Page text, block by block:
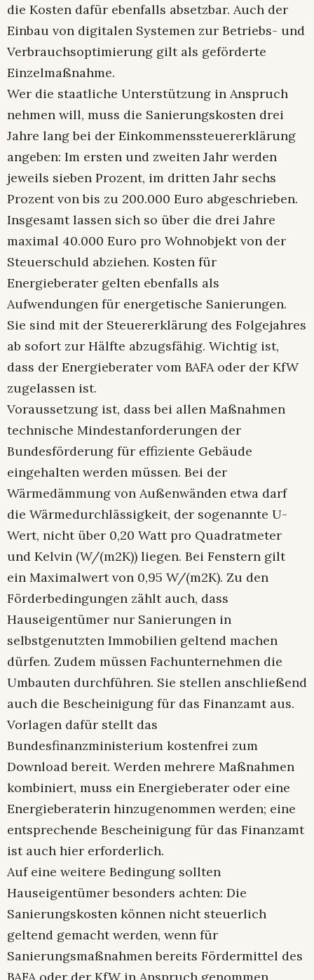
die Kosten dafür ebenfalls absetzbar. Auch der
Einbau von digitalen Systemen zur Betriebs- und
Verbrauchsoptimierung gilt als geförderte
Einzelmaßnahme.
Wer die staatliche Unterstützung in Anspruch
nehmen will, muss die Sanierungskosten drei
Jahre lang bei der Einkommenssteuererklärung
angeben: Im ersten und zweiten Jahr werden
jeweils sieben Prozent, im dritten Jahr sechs
Prozent von bis zu 200.000 Euro abgeschrieben.
Insgesamt lassen sich so über die drei Jahre
maximal 40.000 Euro pro Wohnobjekt von der
Steuerschuld abziehen. Kosten für
Energieberater gelten ebenfalls als
Aufwendungen für energetische Sanierungen.
Sie sind mit der Steuererklärung des Folgejahres
ab sofort zur Hälfte abzugsfähig. Wichtig ist,
dass der Energieberater vom BAFA oder der KfW
zugelassen ist.
Voraussetzung ist, dass bei allen Maßnahmen
technische Mindestanforderungen der
Bundesförderung für effiziente Gebäude
eingehalten werden müssen. Bei der
Wärmedämmung von Außenwänden etwa darf
die Wärmedurchlässigkeit, der sogenannte U-
Wert, nicht über 0,20 Watt pro Quadratmeter
und Kelvin (W/(m2K)) liegen. Bei Fenstern gilt
ein Maximalwert von 0,95 W/(m2K). Zu den
Förderbedingungen zählt auch, dass
Hauseigentümer nur Sanierungen in
selbstgenutzten Immobilien geltend machen
dürfen. Zudem müssen Fachunternehmen die
Umbauten durchführen. Sie stellen anschließend
auch die Bescheinigung für das Finanzamt aus.
Vorlagen dafür stellt das
Bundesfinanzministerium kostenfrei zum
Download bereit. Werden mehrere Maßnahmen
kombiniert, muss ein Energieberater oder eine
Energieberaterin hinzugenommen werden; eine
entsprechende Bescheinigung für das Finanzamt
ist auch hier erforderlich.
Auf eine weitere Bedingung sollten
Hauseigentümer besonders achten: Die
Sanierungskosten können nicht steuerlich
geltend gemacht werden, wenn für
Sanierungsmaßnahmen bereits Fördermittel des
BAFA oder der KfW in Anspruch genommen